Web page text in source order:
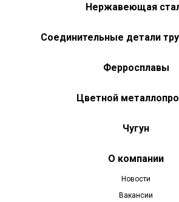
Нержавеющая
Соединительные детали
Ферросплавы
Цветной
Чугун
О компании
Новости
Вакансии